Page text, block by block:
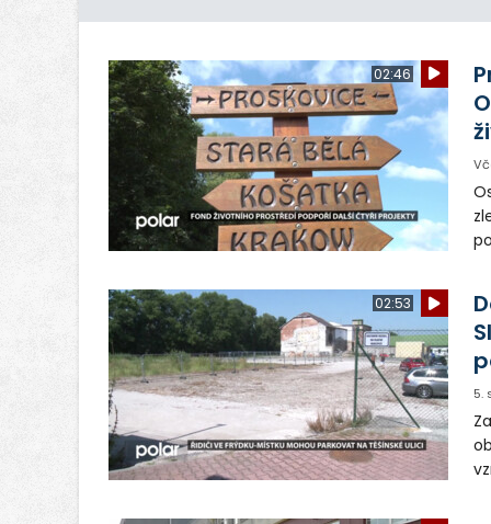
02:46
02:53
5.